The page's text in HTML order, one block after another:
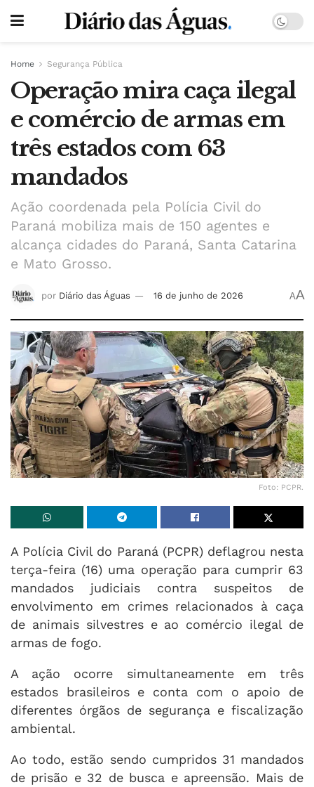
Home Segurança Pública
Operação mira caça ilegal
e comércio de armas em
três estados com 63
mandados
Ação coordenada pela Polícia Civil do
Paraná mobiliza mais de 150 agentes e
alcança cidades do Paraná, Santa Catarina
e Mato Grosso.
por Diário das Águas 16 de junho de 2026 AA
Foto: PCPR.
A Polícia Civil do Paraná (PCPR) deflagrou nesta
terça-feira (16) uma operação para cumprir 63
mandados judiciais contra suspeitos de
envolvimento em crimes relacionados à caça
de animais silvestres e ao comércio ilegal de
armas de fogo.
A ação ocorre simultaneamente em três
estados brasileiros e conta com o apoio de
diferentes órgãos de segurança e fiscalização
ambiental.
Ao todo, estão sendo cumpridos 31 mandados
de prisão e 32 de busca e apreensão. Mais de